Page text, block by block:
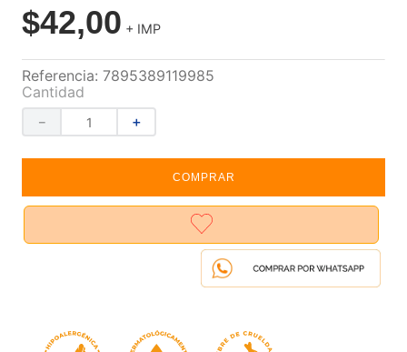
$42,00 + IMP
Referencia: 7895389119985
Cantidad
＋
－
COMPRAR